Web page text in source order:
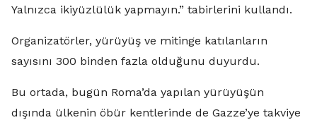
Yalnızca ikiyüzlülük yapmayın.” tabirlerini kullandı.
Organizatörler, yürüyüş ve mitinge katılanların
sayısını 300 binden fazla olduğunu duyurdu.
Bu ortada, bugün Roma’da yapılan yürüyüşün
dışında ülkenin öbür kentlerinde de Gazze’ye takviye